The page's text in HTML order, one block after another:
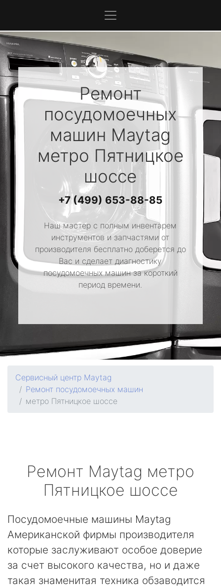
Ремонт
посудомоечных
машин Maytag
метро Пятницкое
шоссе
+7 (499) 653-88-85
Наш мастер с полным инвентарем
инструментов и запчастями от
производителя бесплатно доберется до
Вас и сделает диагностику
посудомоечных машин за короткий
период времени.
Сервисный центр Maytag
Ремонт посудомоечных машин
метро Пятницкое шоссе
Ремонт Maytag метро
Пятницкое шоссе
Посудомоечные машины Maytag
Американской фирмы производителя
которые заслуживают особое доверие
за счет высокого качества, но и даже
такая знаменитая техника обзаводится